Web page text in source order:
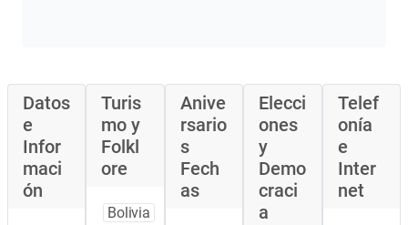
Datos
e
Infor
maci
ón
Turis
mo y
Folkl
ore
Bolivia
Anive
rsario
s
Fech
as
Elecci
ones
y
Demo
craci
a
Telef
onía
e
Inter
net